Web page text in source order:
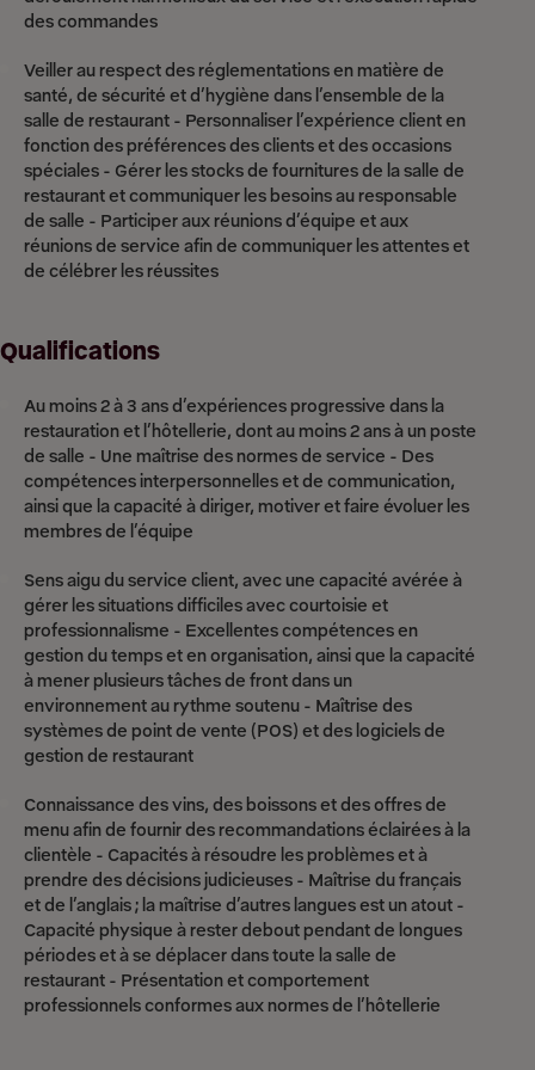
des commandes
Veiller au respect des réglementations en matière de
santé, de sécurité et d’hygiène dans l’ensemble de la
salle de restaurant - Personnaliser l’expérience client en
fonction des préférences des clients et des occasions
spéciales - Gérer les stocks de fournitures de la salle de
restaurant et communiquer les besoins au responsable
de salle - Participer aux réunions d’équipe et aux
réunions de service afin de communiquer les attentes et
de célébrer les réussites
Qualifications
Au moins 2 à 3 ans d’expériences progressive dans la
restauration et l’hôtellerie, dont au moins 2 ans à un poste
de salle - Une maîtrise des normes de service - Des
compétences interpersonnelles et de communication,
ainsi que la capacité à diriger, motiver et faire évoluer les
membres de l’équipe
Sens aigu du service client, avec une capacité avérée à
gérer les situations difficiles avec courtoisie et
professionnalisme - Excellentes compétences en
gestion du temps et en organisation, ainsi que la capacité
à mener plusieurs tâches de front dans un
environnement au rythme soutenu - Maîtrise des
systèmes de point de vente (POS) et des logiciels de
gestion de restaurant
Connaissance des vins, des boissons et des offres de
menu afin de fournir des recommandations éclairées à la
clientèle - Capacités à résoudre les problèmes et à
prendre des décisions judicieuses - Maîtrise du français
et de l’anglais ; la maîtrise d’autres langues est un atout -
Capacité physique à rester debout pendant de longues
périodes et à se déplacer dans toute la salle de
restaurant - Présentation et comportement
professionnels conformes aux normes de l’hôtellerie